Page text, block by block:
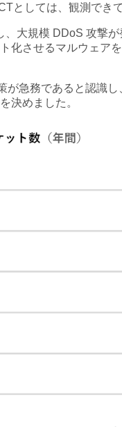
としては、観測でき
大規模 DDoS 攻撃
化させるマルウェア
急務であると認識
決めました。